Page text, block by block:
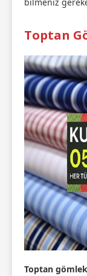
bilmeniz
Toptan
Toptan